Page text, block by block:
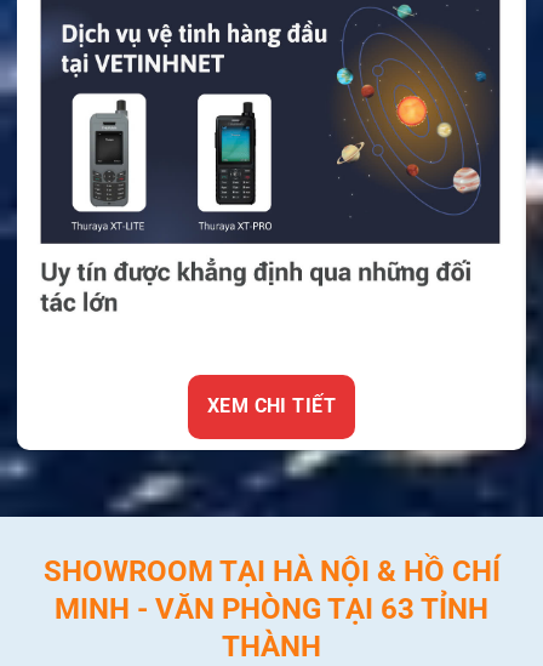
XEM CHI TIẾT
SHOWROOM TẠI HÀ NỘI & HỒ CHÍ
MINH - VĂN PHÒNG TẠI 63 TỈNH
THÀNH